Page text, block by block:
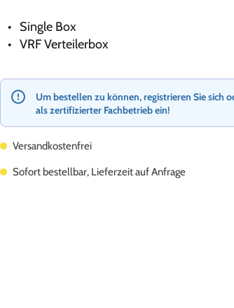
Single Box
VRF Verteilerbox
Um bestellen zu können, registrieren Sie sich
als zertifizierter Fachbetrieb ein!
Versandkostenfrei
Sofort bestellbar, Lieferzeit auf Anfrage